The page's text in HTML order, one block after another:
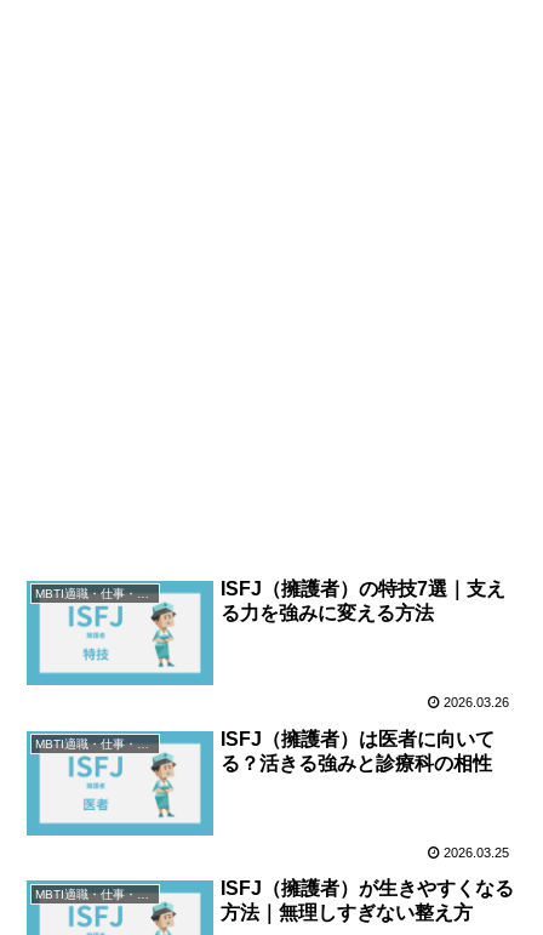
MBTI適職・仕事・資格
ISFJ（擁護者）の特技7選｜支え
る力を強みに変える方法
2026.03.26
MBTI適職・仕事・資格
ISFJ（擁護者）は医者に向いて
る？活きる強みと診療科の相性
2026.03.25
MBTI適職・仕事・資格
ISFJ（擁護者）が生きやすくなる
方法｜無理しすぎない整え方